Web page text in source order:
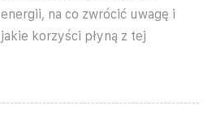
energii, na co zwrócić uwagę i
jakie korzyści płyną z tej